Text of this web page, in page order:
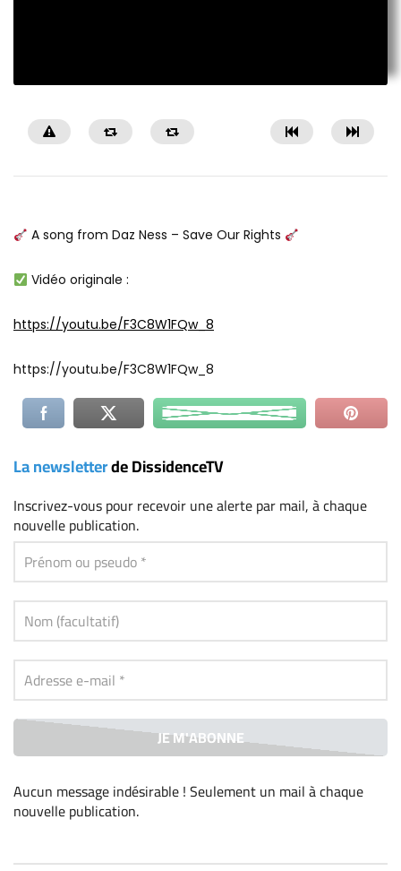
A song from Daz Ness – Save Our Rights
Vidéo originale :
https://youtu.be/F3C8W1FQw_8
https://youtu.be/F3C8W1FQw_8
La newsletterde DissidenceTV
Inscrivez-vouspour recevoir une alerte par mail, à chaque
nouvelle publication.
Aucun message indésirable ! Seulement un mail à chaque
nouvelle publication.